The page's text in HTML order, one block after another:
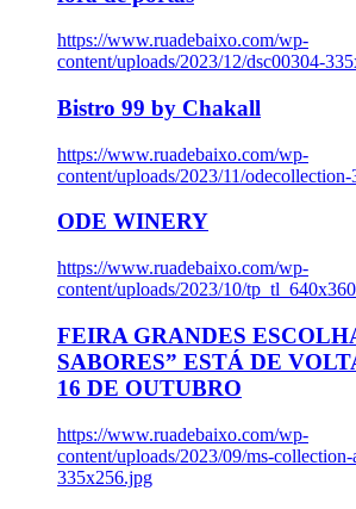
https://www.ruadebaixo.com/wp-
content/uploads/2023/12/dsc00304-
Bistro 99 by Chakall
https://www.ruadebaixo.com/wp-
content/uploads/2023/11/
ODE WINERY
https://www.ruadebaixo.com/wp-
content/uploads/2023/10/
FEIRA GRANDES
SABORES” ESTÁ DE
16 DE OUTUBRO
https://www.ruadebaixo.com/wp-
content/uploads/2023/09/ms-
335x256.jpg